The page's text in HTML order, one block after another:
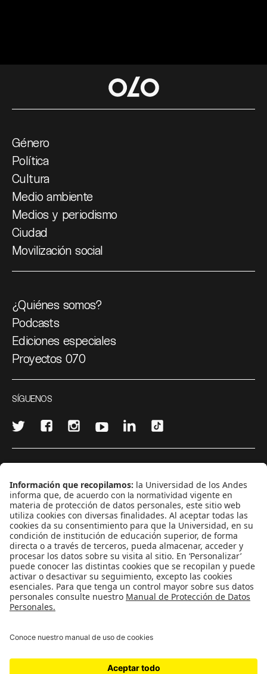
Género
Política
Cultura
Medio ambiente
Medios y periodismo
Ciudad
Movilización social
¿Quiénes somos?
Podcasts
Ediciones especiales
Proyectos 070
SÍGUENOS
CONTÁCTANOS
cerosetenta@uniandes.edu.co
BOGOTÁ, COLOMBIA
NEWSLETTER